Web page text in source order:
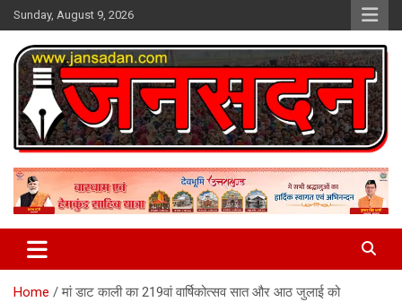
Skip
to
content
Sunday, August 9, 2026
Jan Sadan
Home मां डाट काली का 219वां वार्षिकोत्सव सात और आठ जुलाई को